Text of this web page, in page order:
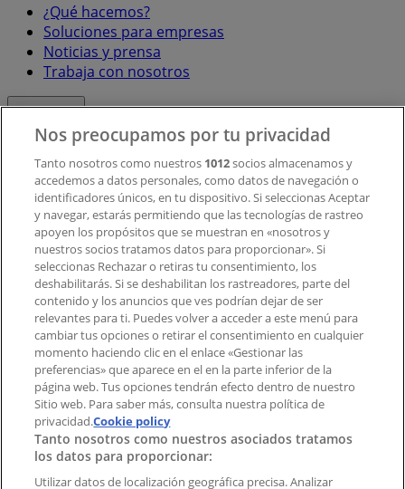
¿Qué hacemos?
Soluciones para empresas
Noticias y prensa
Trabaja con nosotros
Contacto comercial y de marketing
Tienda mal colocada en el mapa
Notificar un folleto
¿Encontraste un problema en la web o en la
aplicación?
Índices
Marcas
Marcas locales
Negocios
Negocios cercanos
Productos
Productos locales
Nos preocupamos por tu privacidad
Tanto nosotros como nuestros 1012socios almacenamos y
accedemos a datos personales, como datos de navegación o
identificadores únicos, en tu dispositivo. Si seleccionas Aceptar
y navegar, estarás permitiendo que las tecnologías de rastreo
apoyen los propósitos que se muestran en «nosotros y
nuestros socios tratamos datos para proporcionar». Si
seleccionas Rechazar o retiras tu consentimiento, los
deshabilitarás. Si se deshabilitan los rastreadores, parte del
contenido y los anuncios que ves podrían dejar de ser
relevantes para ti. Puedes volver a acceder a este menú para
cambiar tus opciones o retirar el consentimiento en cualquier
momento haciendo clic en el enlace «Gestionar las
preferencias» que aparece en el en la parte inferior de la
página web. Tus opciones tendrán efecto dentro de nuestro
Sitio web. Para saber más, consulta nuestra política de
privacidad.Cookie policy
Tanto nosotros como nuestros asociados tratamos
los datos para proporcionar:
Utilizar datos de localización geográfica precisa. Analizar